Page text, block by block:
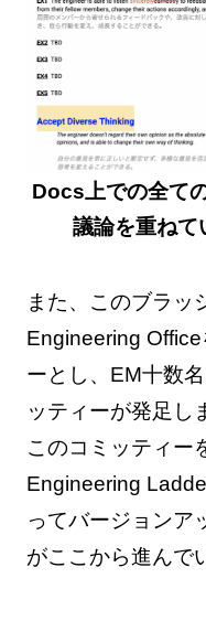
Docs上での全て
議論を重ね
また、このブラッ
Engineering
ーとし、EM十数
ッティーが発足し
このコミッティー
Engineering
ってバージョンア
がここから進んで